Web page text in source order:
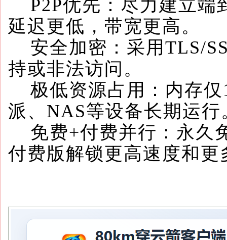
P2P优先：尽力建立端
延迟更低，带宽更高。
安全加密：采用TLS/
持或非法访问。
极低资源占用：内存仅
派、NAS等设备长期运行
免费+付费并行：永久
付费版解锁更高速度和更